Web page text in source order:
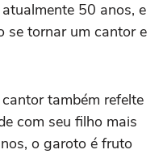
50 anos, e
se tornar um cantor e
também refelte
com seu filho mais
o garoto é fruto